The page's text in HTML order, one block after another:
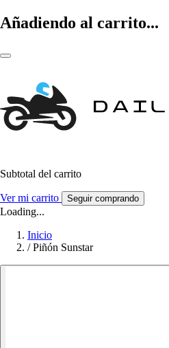
Añadiendo al carrito...
Subtotal del carrito
Ver mi carrito Seguir comprando
Loading...
Inicio
/ Piñón Sunstar